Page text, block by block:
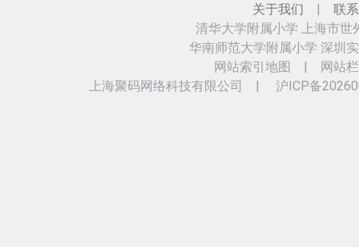
关于我们 | 联
清华大学附属小学 上海市世
华南师范大学附属小学 深圳
网站索引地图
| 网站
上海聚码网络科技有限公司
| 沪ICP备